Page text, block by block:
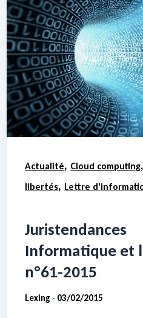
Actualité, Cloud computing,
libertés, Lettre
Juristendances
Informatique et
n°61-2015
Lexing - 03/02/2015